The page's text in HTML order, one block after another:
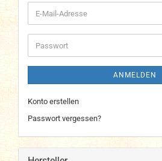
E-
Mail-
Adresse
Passwort
ANMELDEN
Konto erstellen
Passwort vergessen?